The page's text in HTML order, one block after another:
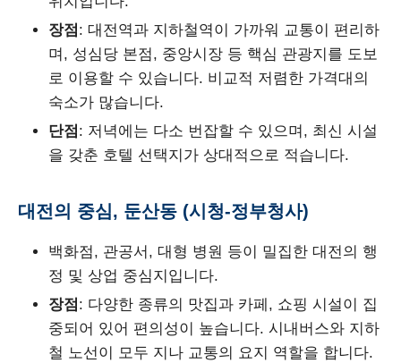
장점 : 대전역과 지하철역이 가까워 교통이 편리하
며, 성심당 본점, 중앙시장 등 핵심 관광지를 도보
로 이용할 수 있습니다. 비교적 저렴한 가격대의
숙소가 많습니다.
단점 : 저녁에는 다소 번잡할 수 있으며, 최신 시설
을 갖춘 호텔 선택지가 상대적으로 적습니다.
대전의 중심, 둔산동 (시청-정부청사)
백화점, 관공서, 대형 병원 등이 밀집한 대전의 행
정 및 상업 중심지입니다.
장점 : 다양한 종류의 맛집과 카페, 쇼핑 시설이 집
중되어 있어 편의성이 높습니다. 시내버스와 지하
철 노선이 모두 지나 교통의 요지 역할을 합니다.